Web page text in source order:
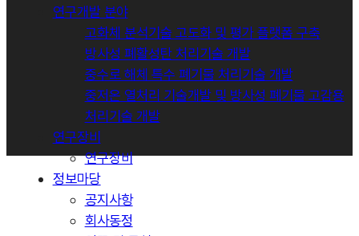
연구개발 분야
고화체 분석기술 고도화 및 평가 플랫폼 구축
방사성 폐활성탄 처리기술 개발
중수로 해체 특수 폐기물 처리기술 개발
중저온 열처리 기술개발 및 방사성 폐기물 고감용
처리기술 개발
연구장비
연구장비
정보마당
공지사항
회사동정